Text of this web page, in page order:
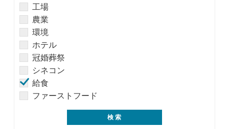
工場
農業
環境
ホテル
冠婚葬祭
シネコン
給食
ファーストフード